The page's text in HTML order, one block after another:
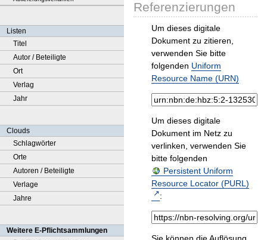
Listen
Titel
Autor / Beteiligte
Ort
Verlag
Jahr
Clouds
Schlagwörter
Orte
Autoren / Beteiligte
Verlage
Jahre
Weitere E-Pflichtsammlungen
Referenzierungen
Um dieses digitale
Dokument zu zitieren,
verwenden Sie bitte
folgenden Uniform
Resource Name (URN)
Um dieses digitale
Dokument im Netz zu
verlinken, verwenden Sie
bitte folgenden
Persistent Uniform
Resource Locator (PURL)
: